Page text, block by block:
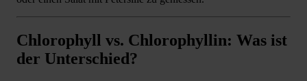
Chlorophyll vs. Chlorophyllin: Was ist
der Unterschied?